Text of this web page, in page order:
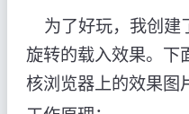
为了好玩，我创建
旋转的载入效果。下
核浏览器上的效果图